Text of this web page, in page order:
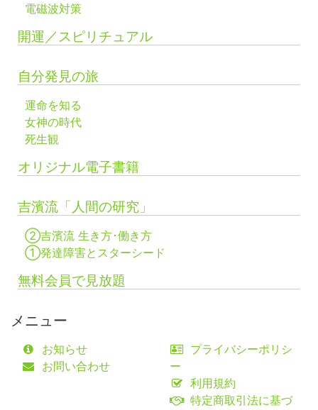
電磁波対策
開運／スピリチュアル
自分発見の旅
運命を知る
女神の時代
死生観
オリジナル電子書籍
吉濱流「人間の研究」
②吉濱流 生き方･働き方
①発達障害とスターシード
無料会員で見放題
メニュー
お知らせ
お問い合わせ
プライバシーポリシ
ー
利用規約
特定商取引法に基づ